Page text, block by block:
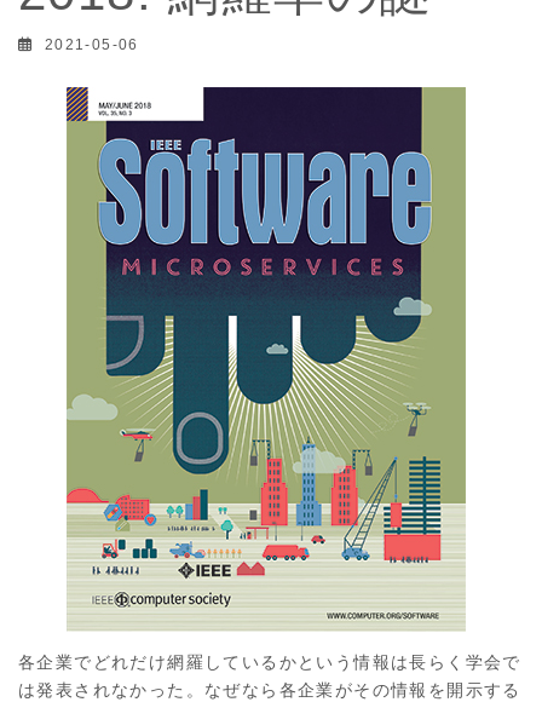
2021-05-06
各企業でどれだけ網羅しているかという情報は長らく学会で
は発表されなかった。なぜなら各企業がその情報を開示する